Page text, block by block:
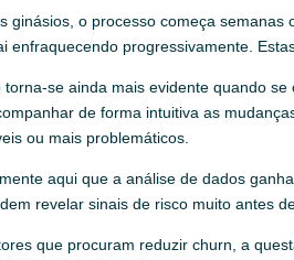
ginásios, o processo começa
enfraquecendo progressivamente.
torna-se ainda mais evidente quando
de forma intuitiva as
ou mais problemáticos.
aqui que a análise de dados
revelar sinais de risco muito antes
que procuram reduzir churn, a